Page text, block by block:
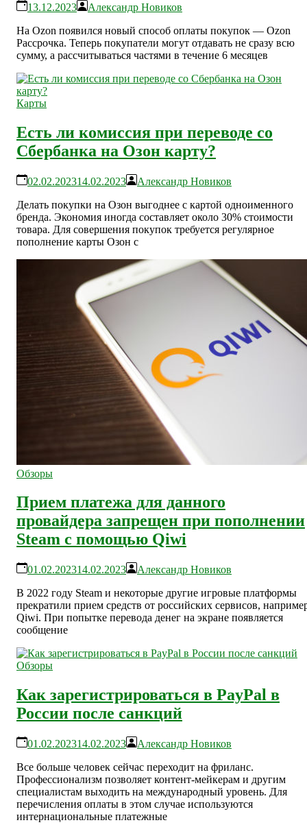
13.12.2023
Александр Новиков
На Ozon появился новый способ оплаты покупок — Ozon
Рассрочка. Теперь покупатели могут отдавать не сразу всю
сумму, а рассчитываться частями в течение 6 месяцев
Карты
Есть ли комиссия при переводе со
Сбербанка на Озон карту?
02.02.202314.02.2023
Александр Новиков
Делать покупки на Озон выгоднее с картой одноименного
бренда. Экономия иногда составляет около 30% стоимости
товара. Для совершения покупок требуется регулярное
пополнение карты Озон с
Обзоры
Прием платежа для данного
провайдера запрещен при пополнении
Steam с помощью Qiwi
01.02.202314.02.2023
Александр Новиков
В 2022 году Steam и некоторые другие игровые платформы
прекратили прием средств от российских сервисов,
Qiwi. При попытке перевода денег на экране появляется
сообщение
Обзоры
Как зарегистрироваться в PayPal в
России после санкций
01.02.202314.02.2023
Александр Новиков
Все больше человек сейчас переходит на фриланс.
Профессионализм позволяет контент-мейкерам и другим
специалистам выходить на международный уровень. Для
перечисления оплаты в этом случае используются
интернациональные платежные